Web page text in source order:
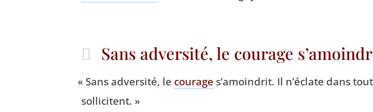
Sans adversité, le courage
« Sans adver­si­té, le cou­rage s’a­moin­drit. Il n’é­clate dans
sollicitent. »